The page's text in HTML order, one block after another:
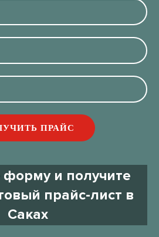
и получите
прайс-лист в
Саках